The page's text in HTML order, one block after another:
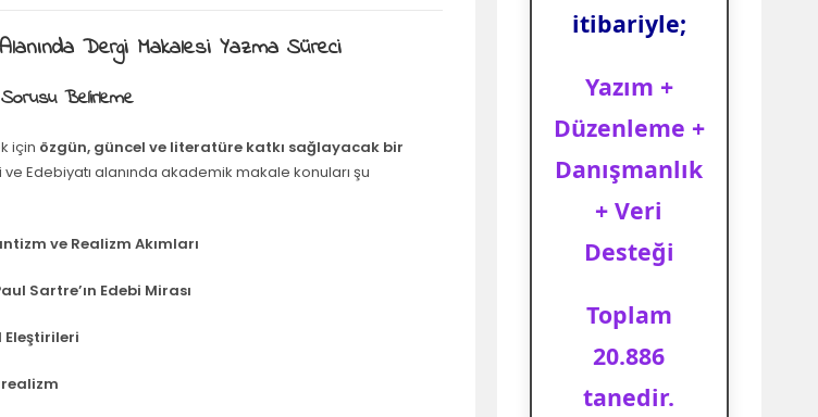
Dergi Makalesi Yazma Süreci
Belirleme
için özgün, güncel ve literatüre katkı sağlayacak bir
ve Edebiyatı alanında akademik makale konuları şu
ve Realizm Akımları
Sartre’ın Edebi Mirası
Eleştirileri
itibariyle;
Yazım +
Düzenleme +
Danışmanlık
+ Veri
Desteği
Toplam
20.886
tanedir.